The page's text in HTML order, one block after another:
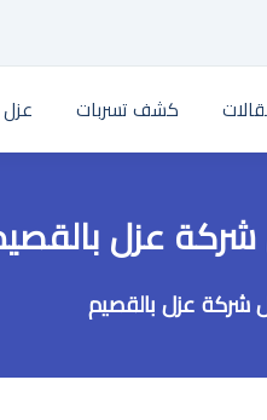
كشف تسربات
عزل
شركة عزل بالقصيم